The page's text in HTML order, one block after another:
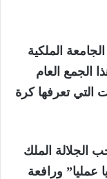
الملكية
الجمع العام
التي تعرفها كرة
الجلالة الملك
عمليا” ورافعة